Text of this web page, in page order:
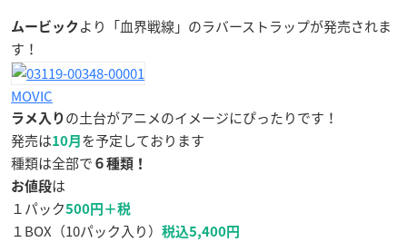
ムービック より「血界戦線」のラバーストラップが発売されま
す！
MOVIC
ラメ入り の土台がアニメのイメージにぴったりです！
発売は10月 を予定しております
種類は全部で ６種類！
お値段は
１パック 500円＋税
１BOX（10パック入り） 税込5,400円